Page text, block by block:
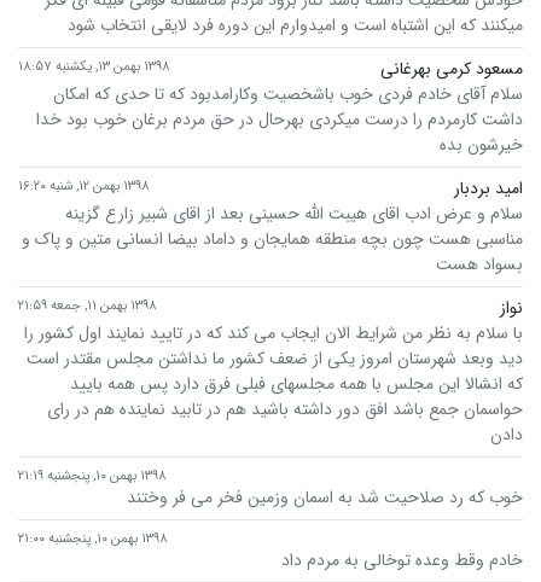
میکنند که این اشتباه است و امیدوارم این دوره فرد لایقی انتخاب شود
مسعود کرمی بهرغانی
۱۳۹۸ بهمن ۱۳, یکشنبه ۱۸:۵۷
سلام آقای خادم فردی خوب باشخصیت وکارامدبود که تا حدی که امکان
داشت کارمردم را درست میکردی بهرحال در حق مردم برغان خوب بود خدا
خیرشون بده
امید بردبار
۱۳۹۸ بهمن ۱۲, شنبه ۱۶:۲۰
سلام و عرض ادب اقای هیبت الله حسینی بعد از اقای شبیر زارع گزینه
مناسبی هست چون بچه منطقه همایجان و داماد بیضا انسانی متین و پاک و
بسواد هست
نواز
۱۳۹۸ بهمن ۱۱, جمعه ۲۱:۵۹
با سلام به نظر من شرایط الان ایجاب می کند که در تایید نمایند اول کشور را
دید وبعد شهرستان امروز یکی از ضعف کشور ما نداشتن مجلس مقتدر است
که انشالا این مجلس با همه مجلسهای فبلی فرق دارد پس همه بایید
حواسمان جمع باشد افق دور داشته باشید هم در تابید نماینده هم در رای
دادن
۱۳۹۸ بهمن ۱۰, پنجشنبه ۲۱:۱۹
خوب که رد صلاحیت شد به اسمان وزمین فخر می فر وختند
۱۳۹۸ بهمن ۱۰, پنجشنبه ۲۱:۰۰
خادم وقط وعده توخالی به مردم داد